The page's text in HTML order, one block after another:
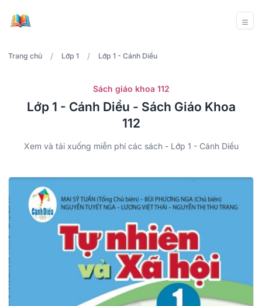
Trang chủ / Lớp 1 / Lớp 1 - Cánh Diều
Sách giáo khoa 112
Lớp 1 - Cánh Diều - Sách Giáo Khoa
112
Xem và tải xuống miễn phí các sách - Lớp 1 - Cánh Diều